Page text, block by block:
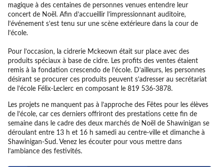
magique à des centaines de personnes venues entendre leur
concert de Noël. Afin d’accueillir l’impressionnant auditoire,
l’événement s’est tenu sur une scène extérieure dans la cour de
l’école.
Pour l’occasion, la cidrerie Mckeown était sur place avec des
produits spéciaux à base de cidre. Les profits des ventes étaient
remis à la fondation crescendo de l’école. D’ailleurs, les personnes
désirant se procurer ces produits peuvent s’adresser au secrétariat
de l’école Félix-Leclerc en composant le 819 536-3878.
Les projets ne manquent pas à l’approche des Fêtes pour les élèves
de l’école, car ces derniers offriront des prestations cette fin de
semaine dans le cadre des deux marchés de Noël de Shawinigan se
déroulant entre 13 h et 16 h samedi au centre-ville et dimanche à
Shawinigan-Sud. Venez les écouter pour vous mettre dans
l’ambiance des festivités.